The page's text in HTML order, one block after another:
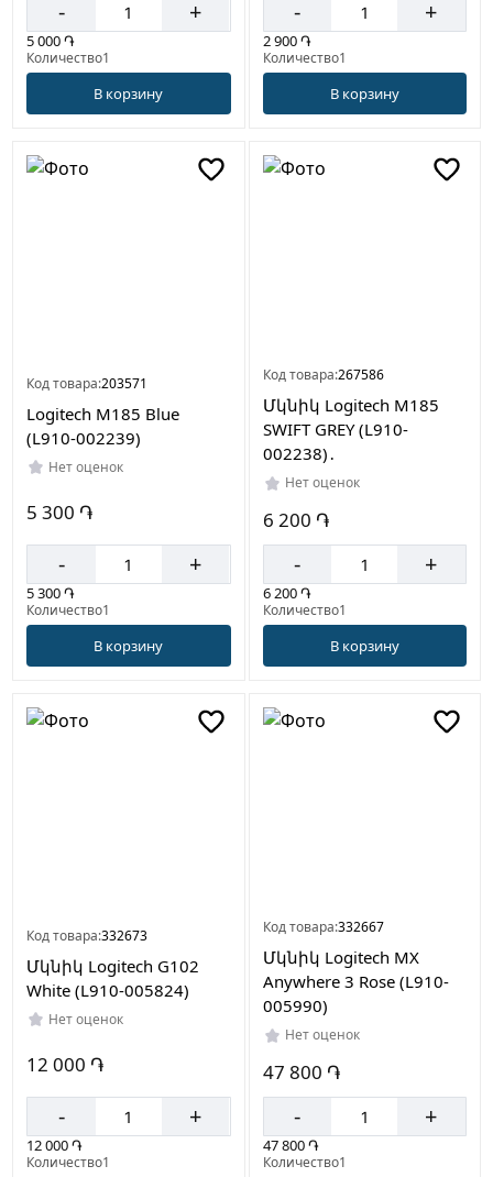
- +
5 000 ֏
Количество1
В корзину
- +
2 900 ֏
Количество1
В корзину
Код товара:203571
Logitech M185 Blue
(L910-002239)
Нет оценок
5 300 ֏
- +
5 300 ֏
Количество1
В корзину
Код товара:267586
Մկնիկ Logitech M185
SWIFT GREY (L910-
002238)․
Нет оценок
6 200 ֏
- +
6 200 ֏
Количество1
В корзину
Код товара:332673
Մկնիկ Logitech G102
White (L910-005824)
Нет оценок
12 000 ֏
- +
12 000 ֏
Количество1
Код товара:332667
Մկնիկ Logitech MX
Anywhere 3 Rose (L910-
005990)
Нет оценок
47 800 ֏
- +
47 800 ֏
Количество1